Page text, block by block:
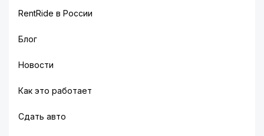
RentRide в России
Блог
Новости
Как это работает
Сдать авто